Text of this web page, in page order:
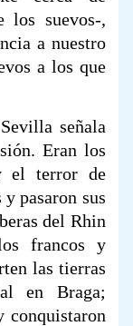
los suevos-,
a nuestro
a los que
señala
Eran los
el terror de
pasaron sus
del Rhin
francos y
las tierras
en Braga;
conquistaron